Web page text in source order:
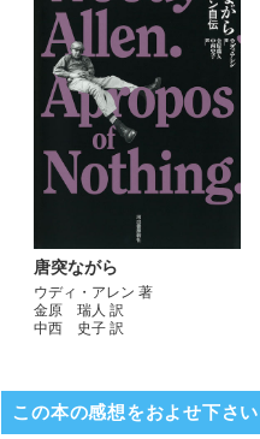
唐突ながら
ウディ・アレン 著
金原 瑞人 訳
中西 史子 訳
この本の感想をおよせ下さい